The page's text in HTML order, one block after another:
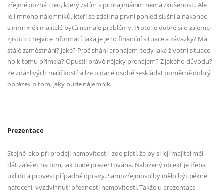
zřejmě pozná i ten, který zatím s pronajímáním nemá zkušenosti. Ale
je i mnoho nájemníků, kteří se zdáli na první pohled slušní a nakonec
s nimi měli majitelé bytů nemalé problémy. Proto je dobré si o zájemci
zjistit co nejvíce informací. Jaká je jeho finanční situace a závazky? Má
stálé zaměstnání? Jaké? Proč shání pronájem, tedy jaká životní situace
ho k tomu přiměla? Opustil právě nějaký pronájem? Z jakého důvodu?
Ze zdánlivých maličkostí si lze o dané osobě seskládat poměrně dobrý
obrázek o tom, jaký bude nájemník.
Prezentace
Stejně jako při prodeji nemovitosti i zde platí, že by si její majitel měl
dát záležet na tom, jak bude prezentována. Nabízený objekt je třeba
uklidit a provést případné opravy. Samozřejmostí by mělo být pěkné
nafocení, vyzdvihnutí předností nemovitosti. Takže u prezentace